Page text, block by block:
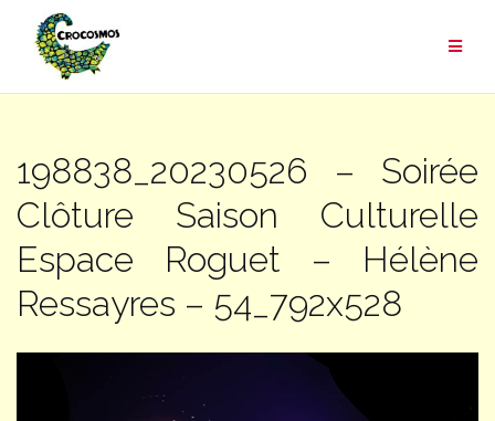
contenu
198838_20230526 – Soirée
Clôture Saison Culturelle
Espace Roguet – Hélène
Ressayres – 54_792x528